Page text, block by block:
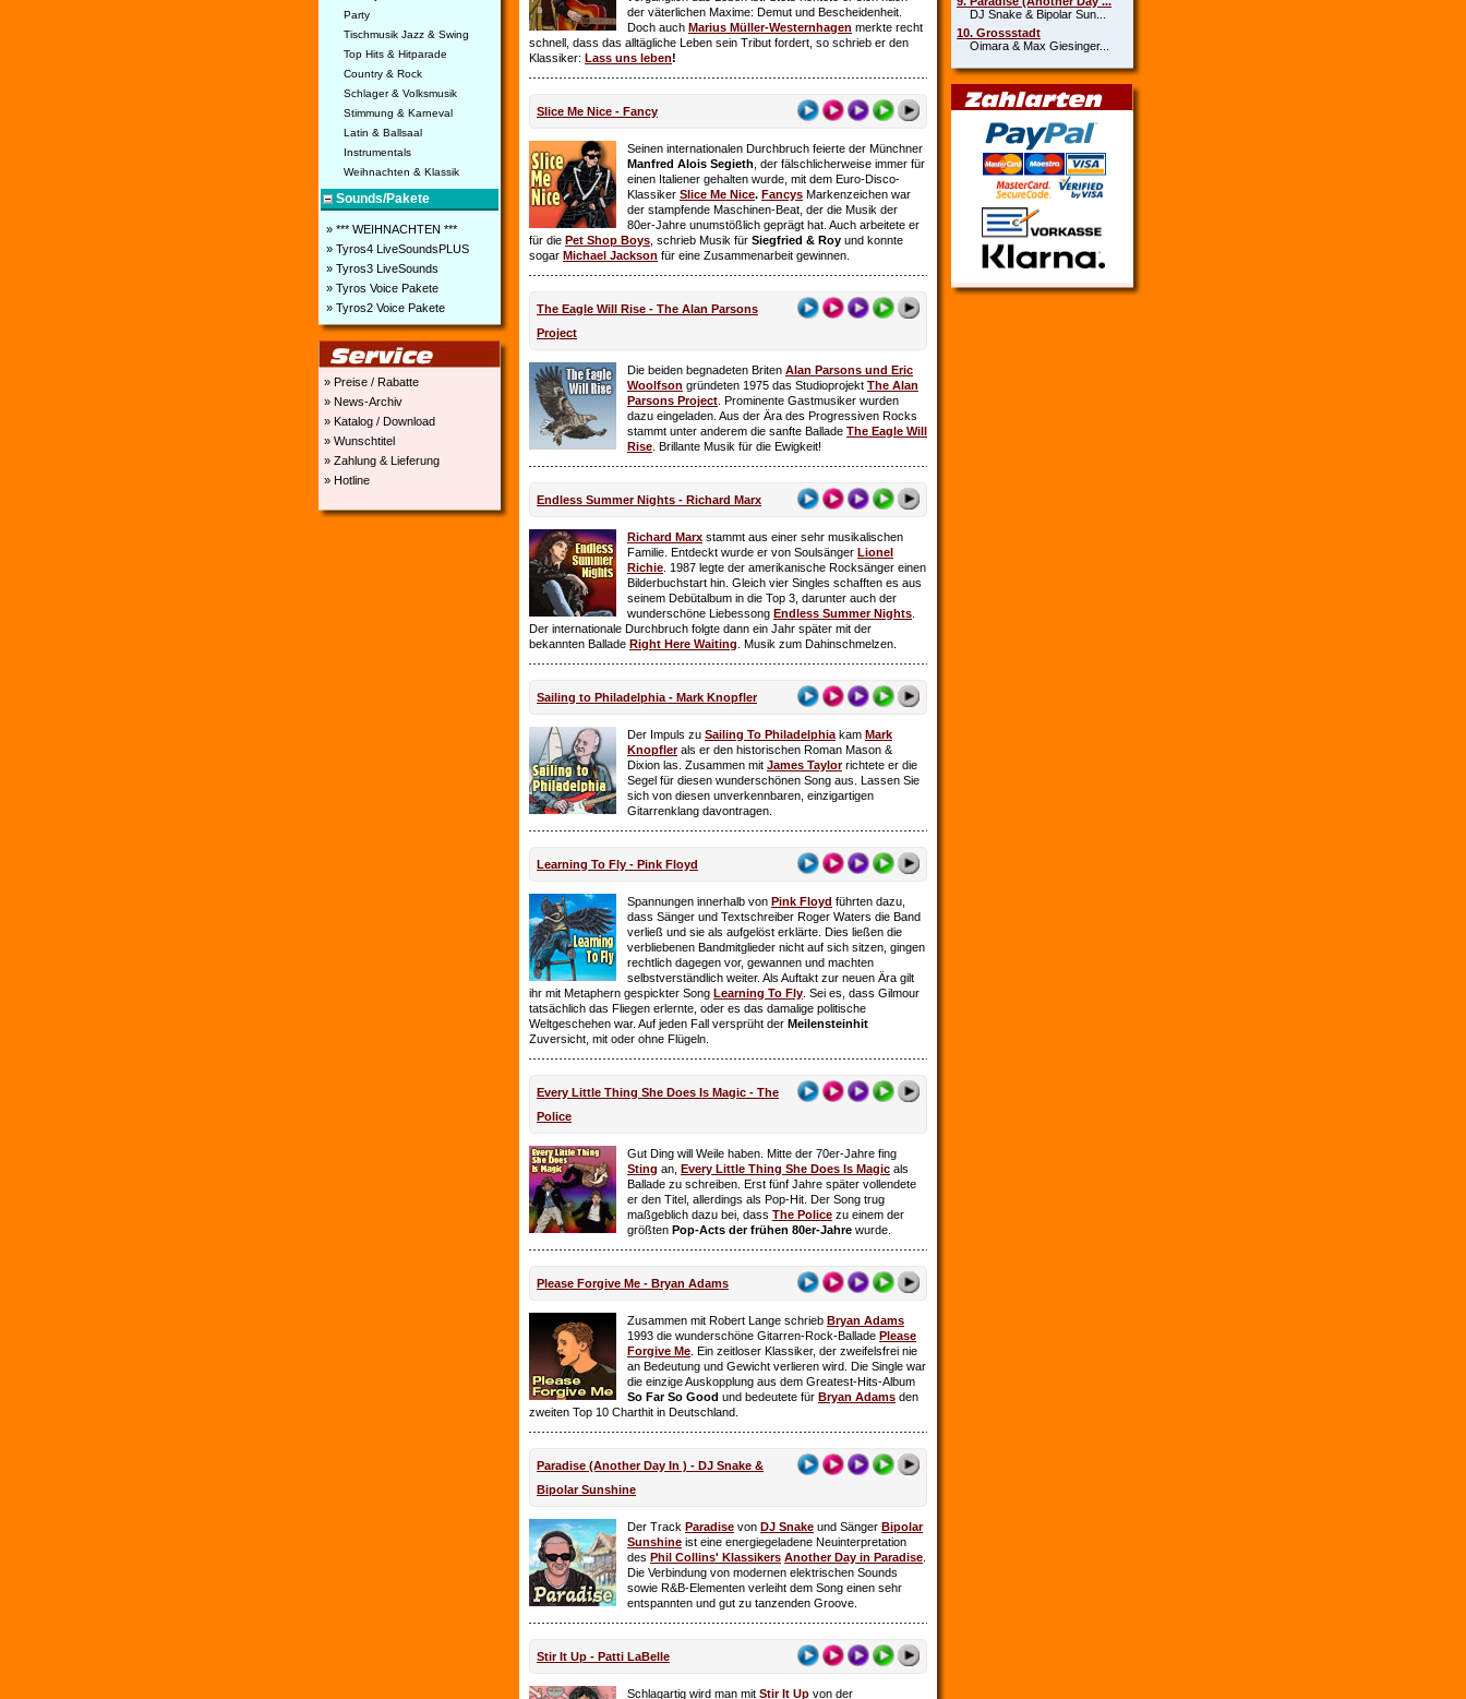
Party
Tischmusik Jazz & Swing
Top Hits & Hitparade
Country & Rock
Schlager & Volksmusik
Stimmung & Karneval
Latin & Ballsaal
Instrumentals
Weihnachten & Klassik
Sounds/Pakete
» *** WEIHNACHTEN ***
» Tyros4 LiveSoundsPLUS
» Tyros3 LiveSounds
» Tyros Voice Pakete
» Tyros2 Voice Pakete
» Preise / Rabatte
» News-Archiv
» Katalog / Download
» Wunschtitel
» Zahlung & Lieferung
» Hotline
der väterlichen Maxime: Demut und Bescheidenheit.
Doch auch Marius Müller-Westernhagen merkte recht
schnell, dass das alltägliche Leben sein Tribut fordert, so schrieb er den
Klassiker: Lass uns leben!
Slice Me Nice - Fancy
Seinen internationalen Durchbruch feierte der Münchner
Manfred Alois Segieth , der fälschlicherweise immer für
einen Italiener gehalten wurde, mit dem Euro-Disco-
Klassiker Slice Me Nice. Fancys Markenzeichen war
der stampfende Maschinen-Beat, der die Musik der
80er-Jahre unumstößlich geprägt hat. Auch arbeitete er
für die Pet Shop Boys , schrieb Musik für Siegfried & Roy und konnte
sogar Michael Jackson für eine Zusammenarbeit gewinnen.
The Eagle Will Rise - The Alan Parsons
Project
Die beiden begnadeten Briten Alan Parsons und Eric
Woolfson gründeten 1975 das Studioprojekt The Alan
Parsons Project . Prominente Gastmusiker wurden
dazu eingeladen. Aus der Ära des Progressiven Rocks
stammt unter anderem die sanfte Ballade The Eagle Will
Rise . Brillante Musik für die Ewigkeit!
Endless Summer Nights - Richard Marx
Richard Marx stammt aus einer sehr musikalischen
Familie. Entdeckt wurde er von Soulsänger Lionel
Richie . 1987 legte der amerikanische Rocksänger einen
Bilderbuchstart hin. Gleich vier Singles schafften es aus
seinem Debütalbum in die Top 3, darunter auch der
wunderschöne Liebessong Endless Summer Nights
Der internationale Durchbruch folgte dann ein Jahr später mit der
bekannten Ballade Right Here Waiting . Musik zum Dahinschmelzen.
Sailing to Philadelphia - Mark Knopfler
Der Impuls zu Sailing To Philadelphia kam Mark
Knopfler als er den historischen Roman Mason &
Dixion las. Zusammen mit James Taylorrichtete er die
Segel für diesen wunderschönen Song aus. Lassen Sie
sich von diesen unverkennbaren, einzigartigen
Gitarrenklang davontragen.
Learning To Fly - Pink Floyd
Spannungen innerhalb von Pink Floyd führten dazu,
dass Sänger und Textschreiber Roger Waters die Band
verließ und sie als aufgelöst erklärte. Dies ließen die
verbliebenen Bandmitglieder nicht auf sich sitzen, gingen
rechtlich dagegen vor, gewannen und machten
selbstverständlich weiter. Als Auftakt zur neuen Ära gilt
ihr mit Metaphern gespickter Song Learning To Fly . Sei es, dass Gilmour
tatsächlich das Fliegen erlernte, oder es das damalige politische
Weltgeschehen war. Auf jeden Fall versprüht der Meilensteinhit
Zuversicht, mit oder ohne Flügeln.
Every Little Thing She Does Is Magic - The
Police
Gut Ding will Weile haben. Mitte der 70er-Jahre fing
Sting an, Every Little Thing She Does Is Magic als
Ballade zu schreiben. Erst fünf Jahre später vollendete
er den Titel, allerdings als Pop-Hit. Der Song trug
maßgeblich dazu bei, dass The Police zu einem der
größten Pop-Acts der frühen 80er-Jahre wurde.
Please Forgive Me - Bryan Adams
Zusammen mit Robert Lange schrieb Bryan Adams
1993 die wunderschöne Gitarren-Rock-Ballade Please
Forgive Me . Ein zeitloser Klassiker, der zweifelsfrei nie
an Bedeutung und Gewicht verlieren wird. Die Single war
die einzige Auskopplung aus dem Greatest-Hits-Album
So Far So Good und bedeutete für Bryan Adams den
zweiten Top 10 Charthit in Deutschland.
Paradise (Another Day In ) - DJ Snake &
Bipolar Sunshine
Der Track Paradise von DJ Snake und Sänger Bipolar
Sunshine ist eine energiegeladene Neuinterpretation
des Phil Collins' Klassikers Another Day in Paradise
Die Verbindung von modernen elektrischen Sounds
sowie R&B-Elementen verleiht dem Song einen sehr
entspannten und gut zu tanzenden Groove.
Stir It Up - Patti LaBelle
Schlagartig wird man mit Stir It Up von der
DJ Snake & Bipolar Sun...
10. Grossstadt
Oimara & Max Giesinger...